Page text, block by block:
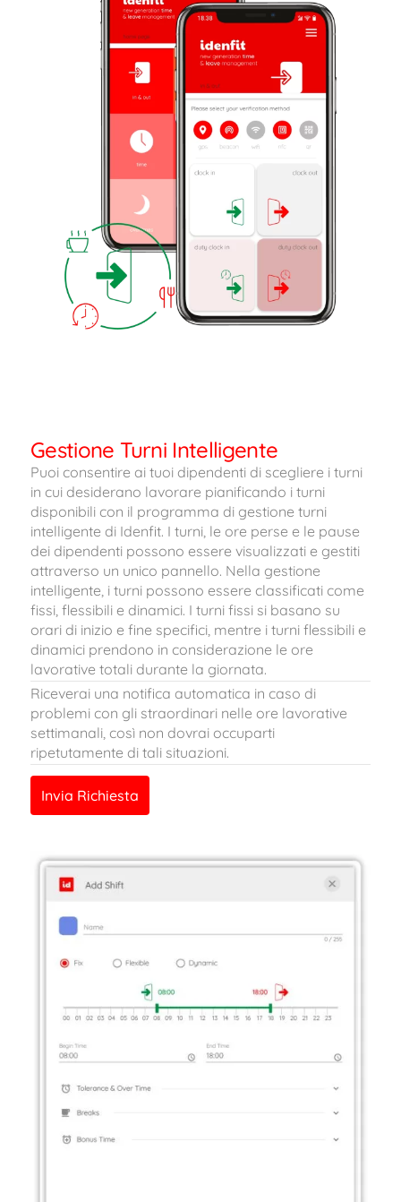
Gestione Turni Intelligente
Puoi consentire ai tuoi dipendenti di scegliere i turni
in cui desiderano lavorare pianificando i turni
disponibili con il programma di gestione turni
intelligente di Idenfit. I turni, le ore perse e le pause
dei dipendenti possono essere visualizzati e gestiti
attraverso un unico pannello. Nella gestione
intelligente, i turni possono essere classificati come
fissi, flessibili e dinamici. I turni fissi si basano su
orari di inizio e fine specifici, mentre i turni flessibili e
dinamici prendono in considerazione le ore
lavorative totali durante la giornata.
Riceverai una notifica automatica in caso di
problemi con gli straordinari nelle ore lavorative
settimanali, così non dovrai occuparti
ripetutamente di tali situazioni.
Invia Richiesta